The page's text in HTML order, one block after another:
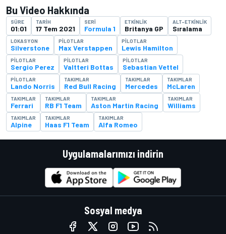
Bu Video Hakkında
SÜRE
01:01
TARIH
17 Tem 2021
SERI
Formula 1
ETKINLIK
Britanya GP
ALT-ETKINLIK
Sıralama
LOKASYON
Silverstone
PILOTLAR
Max Verstappen
PILOTLAR
Lewis Hamilton
PILOTLAR
Sergio Perez
PILOTLAR
Valtteri Bottas
PILOTLAR
Sebastian Vettel
PILOTLAR
Lando Norris
TAKIMLAR
Red Bull Racing
TAKIMLAR
Mercedes
TAKIMLAR
McLaren
TAKIMLAR
Ferrari
TAKIMLAR
RB F1 Team
TAKIMLAR
Aston Martin Racing
TAKIMLAR
Williams
TAKIMLAR
Alpine
TAKIMLAR
Haas F1 Team
TAKIMLAR
Alfa Romeo
Uygulamalarımızı indirin
Sosyal medya